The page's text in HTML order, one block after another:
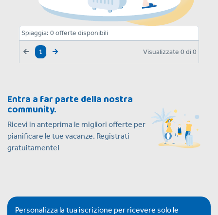
Spiaggia: 0offerte disponibili
1 Visualizzate 0 di0
Entra a far parte della nostra
community.
Ricevi in anteprima le migliori offerte per
pianificare le tue vacanze. Registrati
gratuitamente!
Personalizza la tua iscrizione per ricevere solo le